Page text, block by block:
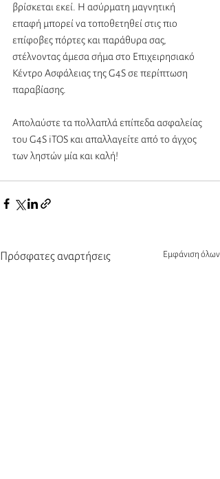
βρίσκεται εκεί. Η ασύρματη μαγνητική
επαφή μπορεί να τοποθετηθεί στις πιο
επίφοβες πόρτες και παράθυρα σας,
στέλνοντας άμεσα σήμα στο Επιχειρησιακό
Κέντρο Ασφάλειας της G4S σε περίπτωση
παραβίασης.
Απολαύστε τα πολλαπλά επίπεδα ασφαλείας
του G4S iTOS και απαλλαγείτε από το άγχος
των ληστών μία και καλή!
Πρόσφατες αναρτήσεις Εμφάνιση όλων